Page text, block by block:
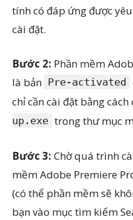
tính có đáp ứng được
cài đặt.
Bước 2: Phần mềm
là bản Pre-activated
chỉ cần cài đặt bằng cách
up.exe trong thư mục
Bước 3: Chờ quá trình
mềm Adobe Premiere
(có thể phần mềm sẽ
bạn vào mục tìm kiếm